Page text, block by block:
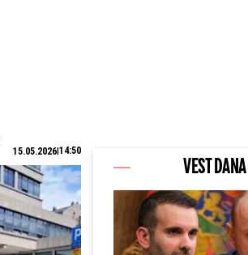
15.05.2026 14:50
VEST DANA